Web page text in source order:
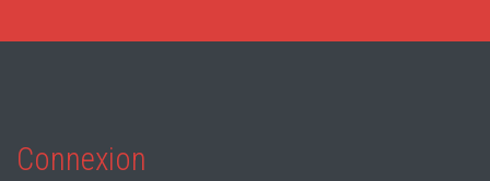
Connexion